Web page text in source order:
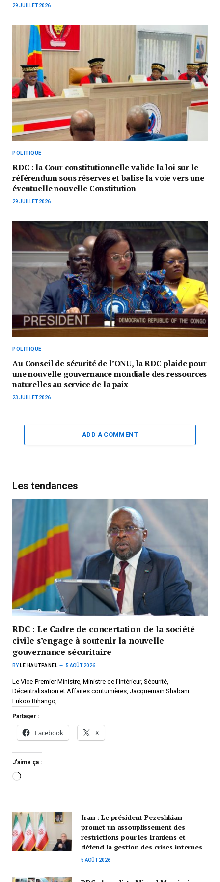
29 JUILLET 2026
POLITIQUE
RDC : la Cour constitutionnelle valide la loi sur le
référendum sous réserves et balise la voie vers une
éventuelle nouvelle Constitution
29 JUILLET 2026
POLITIQUE
Au Conseil de sécurité de l’ONU, la RDC plaide pour
une nouvelle gouvernance mondiale des ressources
naturelles au service de la paix
23 JUILLET 2026
ADD A COMMENT
Les tendances
RDC : Le Cadre de concertation de la société
civile s’engage à soutenir la nouvelle
gouvernance sécuritaire
BY LE HAUTPANEL 5 AOÛT 2026
Le Vice-Premier Ministre, Ministre de l’Intérieur, Sécurité,
Décentralisation et Affaires coutumières, Jacquemain Shabani
Lukoo Bihango,…
Partager :
Facebook X
J’aime ça :
Iran : Le président Pezeshkian
promet un assouplissement des
restrictions pour les Iraniens et
défend la gestion des crises internes
5 AOÛT 2026